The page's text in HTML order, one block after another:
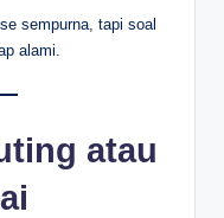
sempurna, tapi soal
alami.
atau